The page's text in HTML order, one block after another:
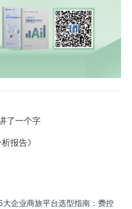
了一个字
报告》
企业商旅平台选型指南：费控